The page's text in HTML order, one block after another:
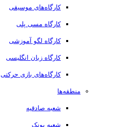
کارگاه‌های موسیقی
کارگاه مسی پلی
کارگاه لگو آموزشی
کارگاه زبان انگلیسی
کارگاه‌های بازی حرکتی
منطقه‌ها
شعبه صادقیه
شعبه پونک